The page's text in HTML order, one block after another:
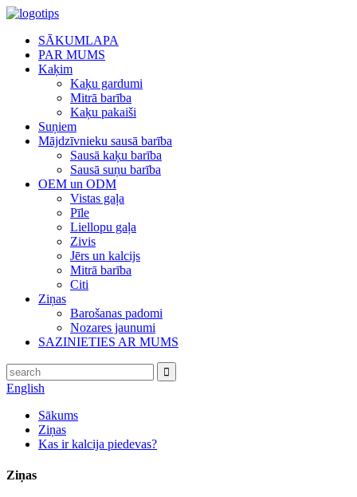
SĀKUMLAPA
PAR MUMS
Kaķim
Kaķu gardumi
Mitrā barība
Kaķu pakaiši
Suņiem
Mājdzīvnieku sausā barība
Sausā kaķu barība
Sausā suņu barība
OEM un ODM
Vistas gaļa
Pīle
Liellopu gaļa
Zivis
Jērs un kalcijs
Mitrā barība
Citi
Ziņas
Barošanas padomi
Nozares jaunumi
SAZINIETIES AR MUMS
English
Sākums
Ziņas
Kas ir kalcija piedevas?
Ziņas